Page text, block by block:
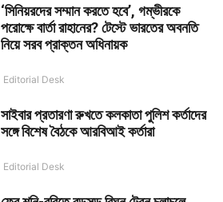
‘সিনিয়রদের সম্মান করতে হবে’, গম্ভীরকে
পরোক্ষে বার্তা রাহানের? টেস্টে ভারতের অবনতি
নিয়ে সরব প্রাক্তন অধিনায়ক
Editorial Desk
সাইবার প্রতারণা রুখতে কলকাতা পুলিশ কর্তাদের
সঙ্গে বিশেষ বৈঠকে আরবিআই কর্তারা
Editorial Desk